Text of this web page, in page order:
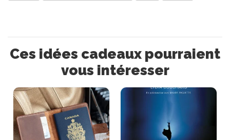
Ces idées cadeaux pourraient
vous intéresser